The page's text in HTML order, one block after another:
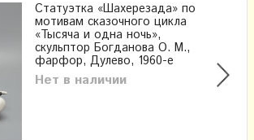
Статуэтка «Шахерезада» по
мотивам сказочного цикла
«Тысяча и одна ночь»,
скульптор Богданова О. М.,
фарфор, Дулево, 1960-е
Нет в наличии